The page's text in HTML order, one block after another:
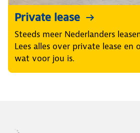
Private lease
Steeds meer Nederlanders
Lees alles over private lease
wat voor jou is.